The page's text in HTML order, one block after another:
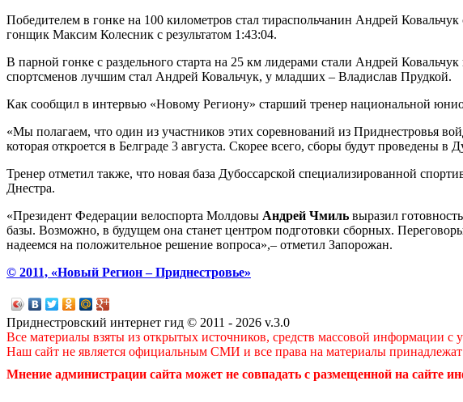
Победителем в гонке на 100 километров стал тираспольчанин Андрей
гонщик Максим Колесник с результатом 1:43:04.
В парной гонке с раздельного старта на 25 км лидерами стали Андрей
спортсменов лучшим стал Андрей Ковальчук, у младших – Владислав Прудкой.
Как сообщил в интервью «Новому Региону» старший тренер национальной
«Мы полагаем, что один из участников этих соревнований из Приднестровья
которая откроется в Белграде 3 августа. Скорее всего, сборы будут проведены в
Тренер отметил также, что новая база Дубоссарской специализированной
Днестра.
«Президент Федерации велоспорта Молдовы Андрей Чмиль выразил
базы. Возможно, в будущем она станет центром подготовки сборных.
надеемся на положительное решение вопроса»,– отметил Запорожан.
© 2011, «Новый Регион – Приднестровье»
Приднестровский интернет гид © 2011 - 2026 v.3.0
Все материалы взяты из открытых источников, средств массовой информации с
Наш сайт не является официальным СМИ и все права на материалы принадлежат
Мнение администрации сайта может не совпадать с размещенной на сайте